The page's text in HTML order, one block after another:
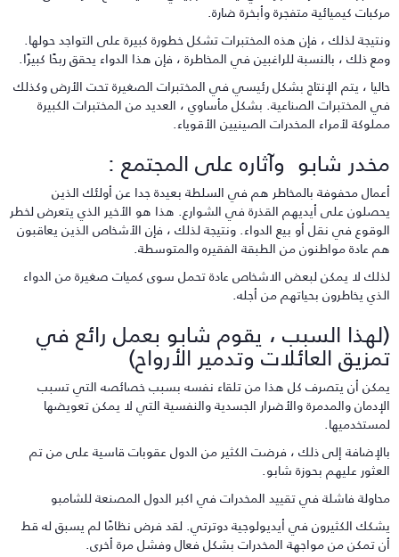
كيميائية متفجرة وأبخرة ضارة.
لذلك ، فإن هذه المختبرات تشكل خطورة كبيرة على التواجد حولها.
ذلك ، بالنسبة للراغبين في المخاطرة ، فإن هذا الدواء يحقق ربحًا كبيرًا.
، يتم الإنتاج بشكل رئيسي في المختبرات الصغيرة تحت الأرض وكذلك
المختبرات الصناعية. بشكل مأساوي ، العديد من المختبرات الكبيرة
لأمراء المخدرات الصينيين الأقوياء.
شابو وآثاره على المجتمع :
محفوفة بالمخاطر هم في السلطة بعيدة جدا عن أولئك الذين
على أيديهم القذرة في الشوارع. هذا هو الأخير الذي يتعرض لخطر
في نقل أو بيع الدواء. ونتيجة لذلك ، فإن الأشخاص الذين يعاقبون
عادة مواطنون من الطبقة الفقيره والمتوسطة.
لا يمكن لبعض الاشخاص عادة تحمل سوى كميات صغيرة من الدواء
يخاطرون بحياتهم من أجله.
السبب ، يقوم شابو بعمل رائع في
العائلات وتدمير الأرواح)
أن يتصرف كل هذا من تلقاء نفسه بسبب خصائصه التي تسبب
والمدمرة والأضرار الجسدية والنفسية التي لا يمكن تعويضها
إلى ذلك ، فرضت الكثير من الدول عقوبات قاسية على من تم
عليهم بحوزة شابو.
فاشلة في تقييد المخدرات في اكبر الدول المصنعة للشامبو
الكثيرون في أيديولوجية دوترتي. لقد فرض نظامًا لم يسبق له قط
تمكن من مواجهة المخدرات بشكل فعال وفشل مرة أخرى.